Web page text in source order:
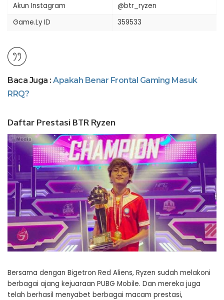
Akun Instagram
@btr_ryzen
Game.Ly ID
359533
Baca Juga : Apakah Benar Frontal Gaming Masuk
RRQ?
Daftar Prestasi BTR Ryzen
Bersama dengan Bigetron Red Aliens, Ryzen sudah melakoni
berbagai ajang kejuaraan PUBG Mobile. Dan mereka juga
telah berhasil menyabet berbagai macam prestasi,